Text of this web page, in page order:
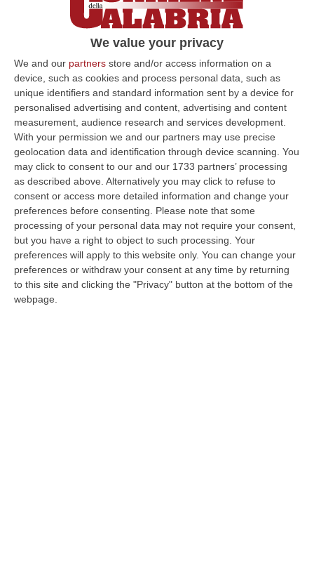
We value your privacy
We and our partners store and/or access information on a
device, such as cookies and process personal data, such as
unique identifiers and standard information sent by a device for
personalised advertising and content, advertising and content
measurement, audience research and services development.
With your permission we and our partners may use precise
geolocation data and identification through device scanning. You
may click to consent to our and our 1733 partners’ processing
as described above. Alternatively you may click to refuse to
consent or access more detailed information and change your
preferences before consenting. Please note that some
processing of your personal data may not require your consent,
but you have a right to object to such processing. Your
preferences will apply to this website only. You can change your
preferences or withdraw your consent at any time by returning
to this site and clicking the "Privacy" button at the bottom of the
webpage.
Calabria e non solo, ecco il “catasto” della
‘ndrangheta
L’apertura dell’anno giudiziario in tutt’Italia
ha confermato la forza e il radicamento delle
cosche: sono 160 solo nella nostra terra, ma
al Nord ne…